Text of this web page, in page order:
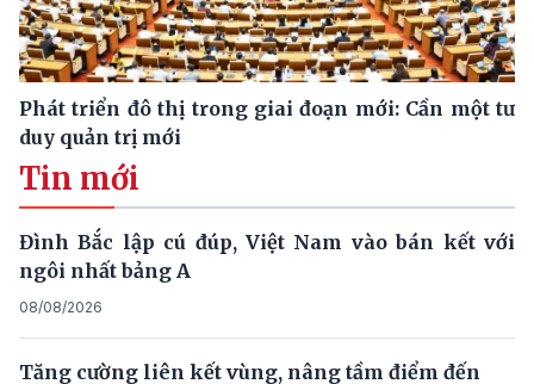
Phát triển đô thị trong giai đoạn mới: Cần một tư
duy quản trị mới
Tin mới
Đình Bắc lập cú đúp, Việt Nam vào bán kết với
ngôi nhất bảng A
08/08/2026
Tăng cường liên kết vùng, nâng tầm điểm đến